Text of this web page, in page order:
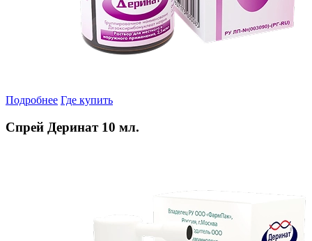
Подробнее Где купить
Спрей Деринат 10 мл.